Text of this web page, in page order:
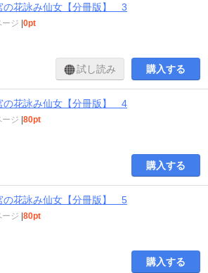
の花詠み仙女【分冊版】 3
ージ |0pt
試し読み 購入する
の花詠み仙女【分冊版】 4
ージ |80pt
購入する
の花詠み仙女【分冊版】 5
ージ |80pt
購入する